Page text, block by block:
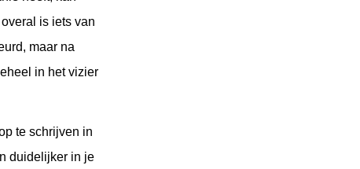
is iets van
maar na
in het vizier
te schrijven in
duidelijker in je